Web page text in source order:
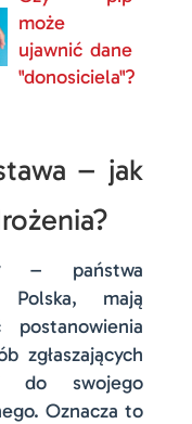
może
ujawnić dane
"donosiciela"?
– jak
– państwa
mają
postanowienia
zgłaszających
do swojego
Oznacza to